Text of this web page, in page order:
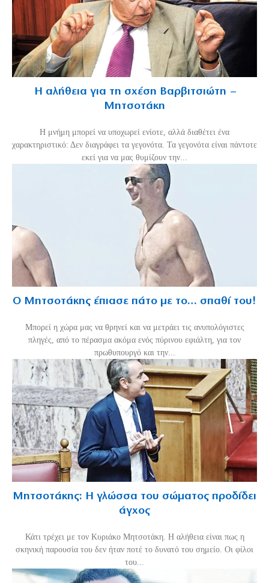
Η αλήθεια για τη σχέση Βαρβιτσιώτη –
Μητσοτάκη
H μνήμη μπορεί να υποχωρεί ενίοτε, αλλά διαθέτει ένα
χαρακτηριστικό: Δεν διαγράφει τα γεγονότα. Τα γεγονότα είναι πάντοτε
εκεί για να μας θυμίζουν την...
Ο Μητσοτάκης έπιασε πάτο με το… σπαθί του!
Mπορεί η χώρα μας να θρηνεί και να μετράει τις ανυπολόγιστες
πληγές, από το πέρασμα ακόμα ενός πύρινου εφιάλτη, για τον
πρωθυπουργό και την...
Μητσοτάκης: Η γλώσσα του σώματος προδίδει
άγχος
Κάτι τρέχει με τον Κυριάκο Μητσοτάκη. Η αλήθεια είναι πως η
σκηνική παρουσία του δεν ήταν ποτέ το δυνατό του σημείο. Οι φίλοι
του...